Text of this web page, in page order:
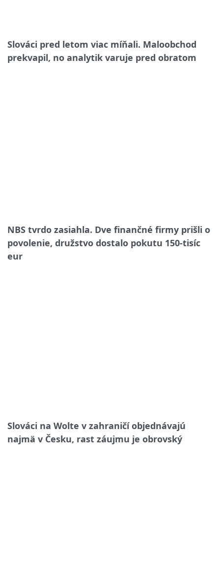
Slováci pred letom viac míňali. Maloobchod
prekvapil, no analytik varuje pred obratom
NBS tvrdo zasiahla. Dve finančné firmy prišli o
povolenie, družstvo dostalo pokutu 150-tisíc
eur
Slováci na Wolte v zahraničí objednávajú
najmä v Česku, rast záujmu je obrovský